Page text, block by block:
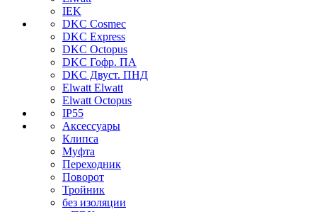
IEK
DKC Cosmec
DKC Express
DKC Octopus
DKC Гофр. ПА
DKC Двуст. ПНД
Elwatt Elwatt
Elwatt Octopus
IP55
Аксессуары
Клипса
Муфта
Переходник
Поворот
Тройник
без изоляции